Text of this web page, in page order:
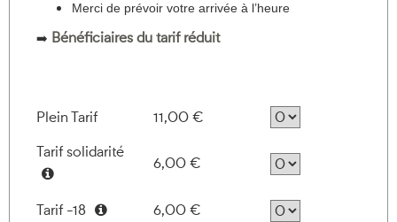
Merci de prévoir votre arrivée à l’heure
➡️ Bénéficiaires du tarif réduit
Plein Tarif
11,00 €
Tarif solidarité
6,00 €
Tarif -18
6,00 €